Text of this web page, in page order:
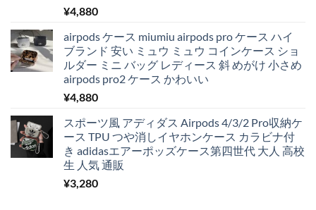
¥4,880
airpods ケース miumiu airpods pro ケース ハイ
ブランド 安い ミュウ ミュウ コインケース ショ
ルダー ミニ バッグ レディース 斜 めがけ 小さめ
airpods pro2 ケース かわいい
¥4,880
スポーツ風 アディダス Airpods 4/3/2 Pro収納ケ
ース TPU つや消しイヤホンケース カラビナ付
き adidasエアーポッズケース第四世代 大人 高校
生 人気 通販
¥3,280